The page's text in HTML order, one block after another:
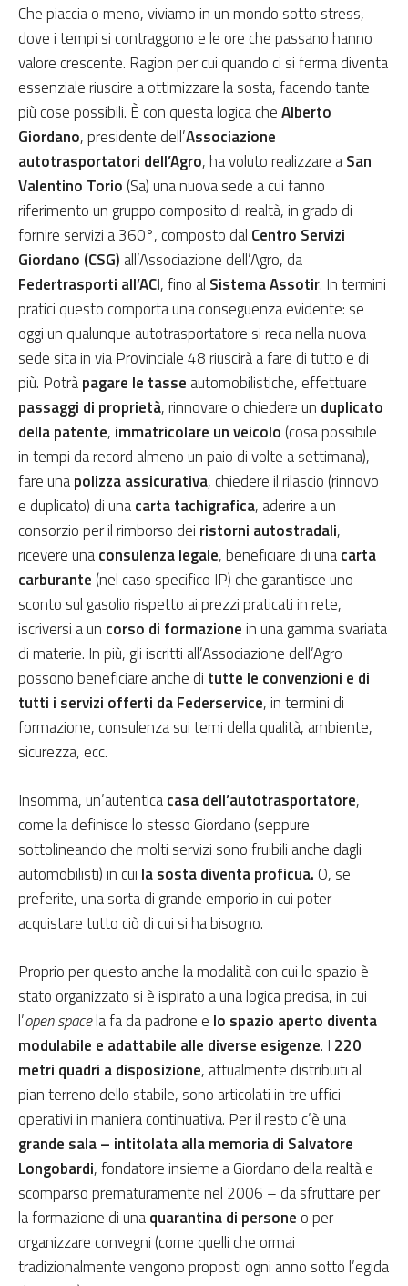
Che piaccia o meno, viviamo in un mondo sotto stress,
dove i tempi si contraggono e le ore che passano hanno
valore crescente. Ragion per cui quando ci si ferma diventa
essenziale riuscire a ottimizzare la sosta, facendo tante
più cose possibili. È con questa logica cheAlberto
Giordano, presidente dell’Associazione
autotrasportatori dell’Agro, ha voluto realizzare aSan
Valentino Torio (Sa) una nuova sede a cui fanno
riferimento un gruppo composito di realtà, in grado di
fornire servizi a 360°, composto dal Centro Servizi
Giordano (CSG) all’Associazione dell’Agro, da
Federtrasporti all’ACI, fino al Sistema Assotir. In termini
pratici questo comporta una conseguenza evidente: se
oggi un qualunque autotrasportatore si reca nella nuova
sede sita in via Provinciale 48 riuscirà a fare di tutto e di
più. Potràpagare le tasse automobilistiche, effettuare
passaggi di proprietà, rinnovare o chiedere un duplicato
della patente, immatricolare un veicolo (cosa possibile
in tempi da record almeno un paio di volte a settimana),
fare unapolizza assicurativa, chiedere il rilascio (rinnovo
e duplicato) di unacarta tachigrafica, aderire a un
consorzio per il rimborso dei ristorni autostradali,
ricevere unaconsulenza legale, beneficiare di unacarta
carburante (nel caso specifico IP) che garantisce uno
sconto sul gasolio rispetto ai prezzi praticati in rete,
iscriversi a un corso di formazionein una gamma svariata
di materie. In più, gli iscritti all’Associazione dell’Agro
possono beneficiare anche di tutte le convenzioni e di
tutti i servizi offerti da Federservice, in termini di
formazione, consulenza sui temi della qualità, ambiente,
sicurezza, ecc.
Insomma, un’autenticacasa dell’autotrasportatore,
come la definisce lo stesso Giordano (seppure
sottolineando che molti servizi sono fruibili anche dagli
automobilisti) in cui la sosta diventa proficua. O, se
preferite, una sorta di grande emporio in cui poter
acquistare tutto ciò di cui si ha bisogno.
Proprio per questo anche la modalità con cui lo spazio è
stato organizzato si è ispirato a una logica precisa, in cui
l’open spacela fa da padrone e lo spazio aperto diventa
modulabile e adattabile alle diverse esigenze. I 220
metri quadri a disposizione, attualmente distribuiti al
pian terreno dello stabile, sono articolati in tre uffici
operativi in maniera continuativa. Per il resto c’è una
grande sala – intitolata alla memoria di Salvatore
Longobardi, fondatore insieme a Giordano della realtà e
scomparso prematuramente nel 2006 – da sfruttare per
la formazione di unaquarantina di persone o per
organizzare convegni (come quelli che ormai
tradizionalmente vengono proposti ogni anno sotto l’egida